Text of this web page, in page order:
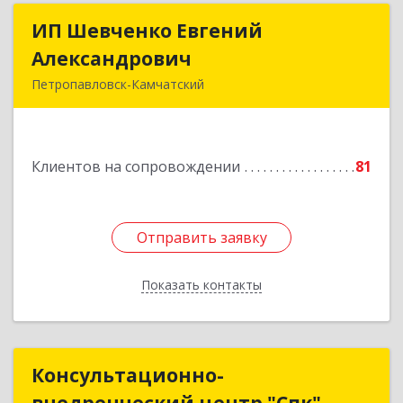
ИП Шевченко Евгений
Александрович
Петропавловск-Камчатский
Клиентов на сопровождении 81
Отправить заявку
Показать контакты
ИП Шевченко Евгений
Отправить заявку
Назад
Консультационно-Консультационно-